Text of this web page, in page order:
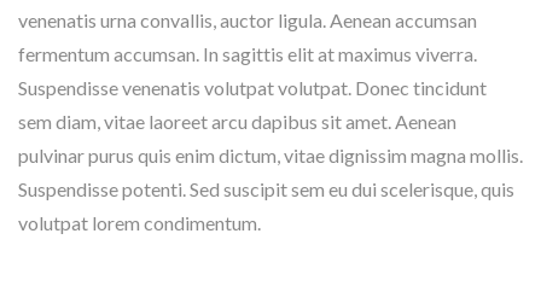
venenatis urna convallis, auctor ligula. Aenean accumsan
fermentum accumsan. In sagittis elit at maximus viverra.
Suspendisse venenatis volutpat volutpat. Donec tincidunt
sem diam, vitae laoreet arcu dapibus sit amet. Aenean
pulvinar purus quis enim dictum, vitae dignissim magna mollis.
Suspendisse potenti. Sed suscipit sem eu dui scelerisque, quis
volutpat lorem condimentum.